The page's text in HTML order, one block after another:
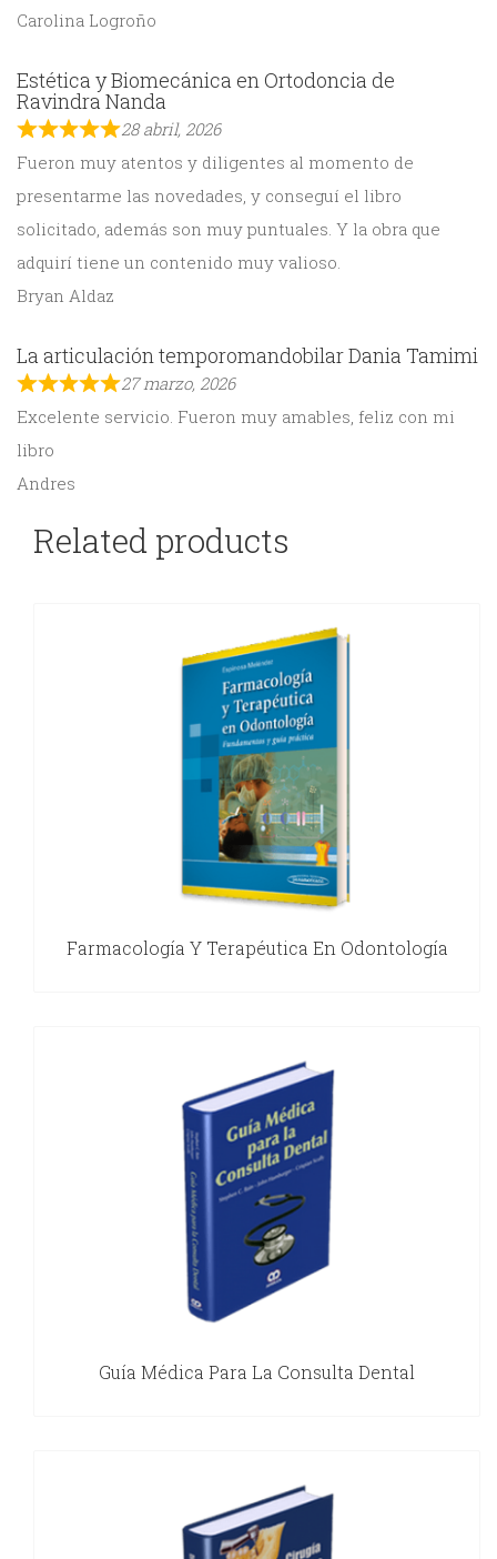
Carolina Logroño
Estética y Biomecánica en Ortodoncia de
Ravindra Nanda
28 abril, 2026
Fueron muy atentos y diligentes al momento de
presentarme las novedades, y conseguí el libro
solicitado, además son muy puntuales. Y la obra que
adquirí tiene un contenido muy valioso.
Bryan Aldaz
La articulación temporomandobilar Dania Tamimi
27 marzo, 2026
Excelente servicio. Fueron muy amables, feliz con mi
libro
Andres
Related products
Farmacología Y Terapéutica En Odontología
Guía Médica Para La Consulta Dental